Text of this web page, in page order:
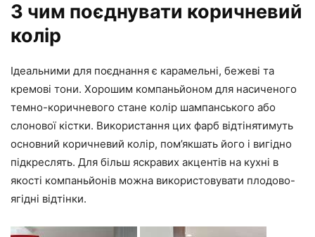
З чим поєднувати коричневий
колір
Ідеальними для поєднання є карамельні, бежеві та
кремові тони. Хорошим компаньйоном для насиченого
темно-коричневого стане колір шампанського або
слонової кістки. Використання цих фарб відтінятимуть
основний коричневий колір, пом’якшать його і вигідно
підкреслять. Для більш яскравих акцентів на кухні в
якості компаньйонів можна використовувати плодово-
ягідні відтінки.